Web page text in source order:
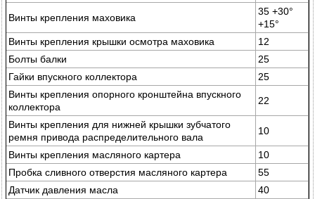
Винты крепления маховика
35 +30°
+15°
Винты крепления крышки осмотра маховика
12
Болты балки
25
Гайки впускного коллектора
25
Винты крепления опорного кронштейна впускного
коллектора
22
Винты крепления для нижней крышки зубчатого
ремня привода распределительного вала
10
Винты крепления масляного картера
10
Пробка сливного отверстия масляного картера
55
Датчик давления масла
40